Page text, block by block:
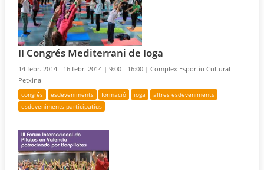
II Congrés Mediterrani de Ioga
14 febr. 2014 - 16 febr. 2014 |9:00 - 16:00 |Complex Esportiu Cultural
Petxina
congrés esdeveniments formació ioga
altres esdeveniments
esdeveniments participatius